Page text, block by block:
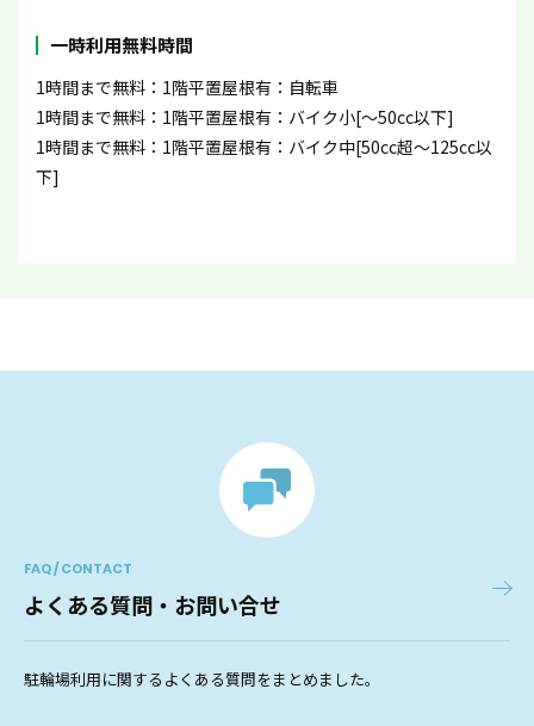
一時利用無料時間
1時間まで無料：1階平置屋根有：自転車
1時間まで無料：1階平置屋根有：バイク小[〜50cc以下]
1時間まで無料：1階平置屋根有：バイク中[50cc超〜125cc以
下]
FAQ / CONTACT
よくある質問・お問い合せ
駐輪場利用に関するよくある質問をまとめました。